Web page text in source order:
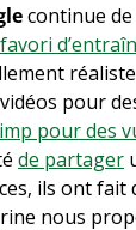
continue
favori
pour
pour des
de partager
ils ont fait